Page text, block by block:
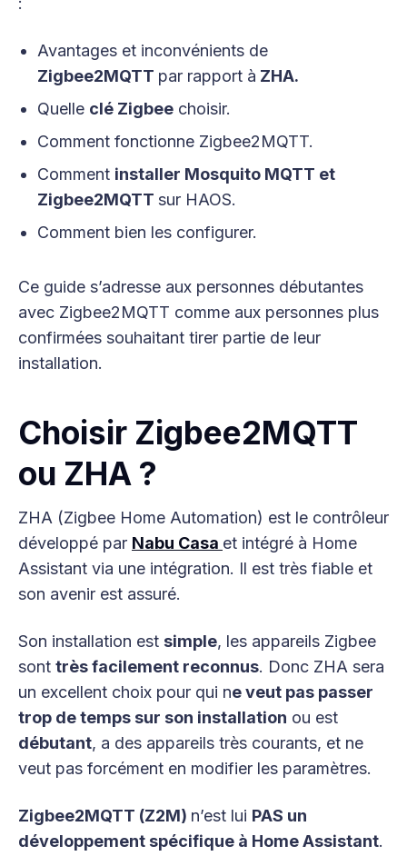
Avantages et inconvénients de
Zigbee2MQTT par rapport à ZHA.
Quelle clé Zigbeechoisir.
Comment fonctionne Zigbee2MQTT.
Comment installer Mosquito MQTT et
Zigbee2MQTT sur HAOS.
Comment bien les configurer.
Ce guide s’adresse aux personnes débutantes
avec Zigbee2MQTT comme aux personnes plus
confirmées souhaitant tirer partie de leur
installation.
Choisir Zigbee2MQTT
ou ZHA ?
ZHA (Zigbee Home Automation) est le contrôleur
développé par Nabu Casa et intégré à Home
Assistant via une intégration. Il est très fiable et
son avenir est assuré.
Son installation est simple, les appareils Zigbee
sont très facilement reconnus. Donc ZHA sera
un excellent choix pour qui ne veut pas passer
trop de temps sur son installation ou est
débutant, a des appareils très courants, et ne
veut pas forcément en modifier les paramètres.
Zigbee2MQTT (Z2M) n’est lui PAS un
développement spécifique à Home Assistant.